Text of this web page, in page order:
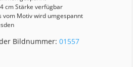
cm Stärke verfügbar
vom Motiv wird umgespannt
Bildnummer:01557